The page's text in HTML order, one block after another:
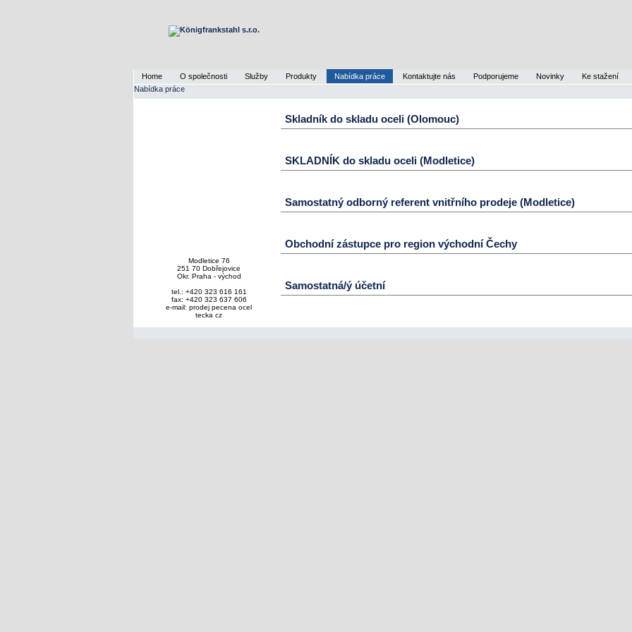
Home O společnosti Služby Produkty Nabídka práce Kontaktujte nás Podporujeme Novinky
Ke stažení
Nabídka práce
Skladník do skladu oceli (Olomouc)
SKLADNÍK do skladu oceli (Modletice)
Samostatný odborný referent vnitřního prodeje (Modletice)
Obchodní zástupce pro region východní Čechy
Samostatná/ý účetní
Modletice 76
251 70 Dobřejovice
Okr. Praha - východ
tel.: +420 323 616 161
fax: +420 323 637 606
e-mail: prodej pecena ocel
tecka cz